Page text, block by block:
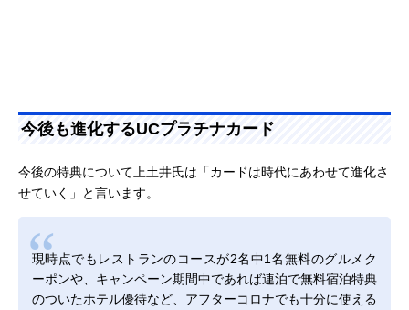
今後も進化するUCプラチナカード
今後の特典について上土井氏は「カードは時代にあわせて進化さ
せていく」と言います。
現時点でもレストランのコースが2名中1名無料のグルメク
ーポンや、キャンペーン期間中であれば連泊で無料宿泊特典
のついたホテル優待など、アフターコロナでも十分に使える